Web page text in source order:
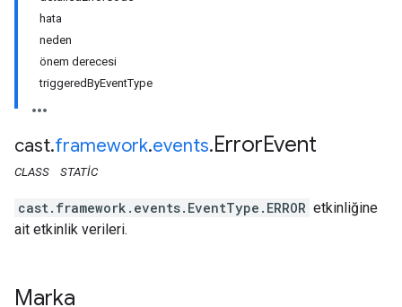
hata
neden
önem derecesi
triggeredByEventType
cast.framework.events.ErrorEvent
CLASS STATIC
cast.framework.events.EventType.ERROR etkinliğine
ait etkinlik verileri.
Marka